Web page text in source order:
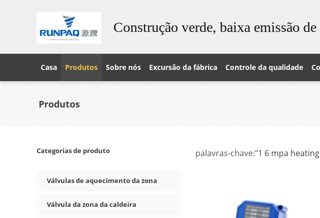
Construção verde, baixa emissão
Casa Produtos Sobre nós Excursão da fábrica Controle da qualidade
Produtos
Categorias de produto
Válvulas de aquecimento da zona
Válvula da zona da caldeira
palavras-chave:"1 6 mpa